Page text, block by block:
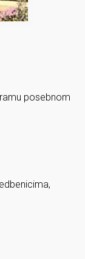
posebnom